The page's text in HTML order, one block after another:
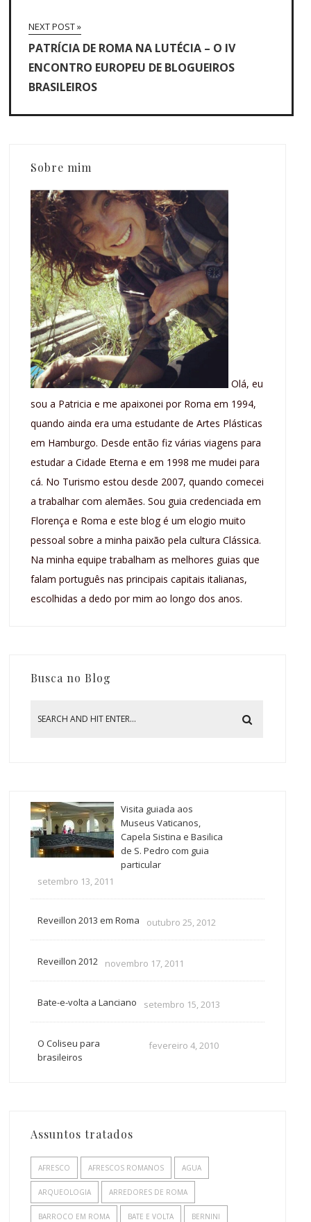
NEXT POST »
PATRÍCIA DE ROMA NA LUTÉCIA – O IV
ENCONTRO EUROPEU DE BLOGUEIROS
BRASILEIROS
Sobre mim
Olá, eu
sou a Patricia e me apaixonei por Roma em 1994,
quando ainda era uma estudante de Artes Plásticas
em Hamburgo. Desde então fiz várias viagens para
estudar a Cidade Eterna e em 1998 me mudei para
cá. No Turismo estou desde 2007, quando comecei
a trabalhar com alemães. Sou guia credenciada em
Florença e Roma e este blog é um elogio muito
pessoal sobre a minha paixão pela cultura Clássica.
Na minha equipe trabalham as melhores guias que
falam português nas principais capitais italianas,
escolhidas a dedo por mim ao longo dos anos.
Busca no Blog
Visita guiada aos
Museus Vaticanos,
Capela Sistina e Basilica
de S. Pedro com guia
particular
setembro 13, 2011
Reveillon 2013 em Roma outubro 25, 2012
Reveillon 2012 novembro 17, 2011
Bate-e-volta a Lanciano setembro 15, 2013
O Coliseu para
brasileiros
fevereiro 4, 2010
Assuntos tratados
AFRESCO AFRESCOS ROMANOS AGUA
ARQUEOLOGIA ARREDORES DE ROMA
BARROCO EM ROMA BATE E VOLTA BERNINI